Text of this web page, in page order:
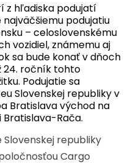
z hľadiska podujatí
podujatiu
– celoslovenskému
vozidiel, známemu aj
sa bude konať v dňoch
24. ročník tohto
Podujatie sa
Slovenskej republiky v
Bratislava východ na
Bratislava-Rača.
Slovenskej republiky
Cargo